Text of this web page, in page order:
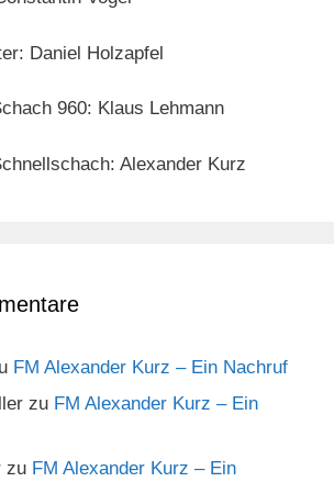
Daniel Holzapfel
960: Klaus Lehmann
Alexander Kurz
FM Alexander Kurz – Ein Nachruf
zu FM Alexander Kurz – Ein
zu FM Alexander Kurz – Ein